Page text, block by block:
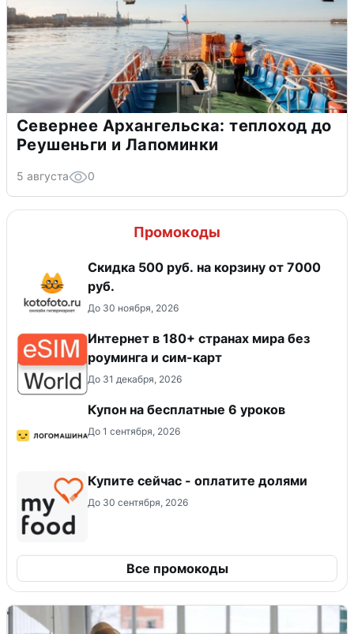
Севернее Архангельска: теплоход до
Реушеньги и Лапоминки
5 августа 0
Промокоды
Скидка 500 руб. на корзину от 7000
руб.
До 30 ноября, 2026
Интернет в 180+ странах мира без
роуминга и сим-карт
До 31 декабря, 2026
Купон на бесплатные 6 уроков
До 1 сентября, 2026
Купите сейчас - оплатите долями
До 30 сентября, 2026
Все промокоды